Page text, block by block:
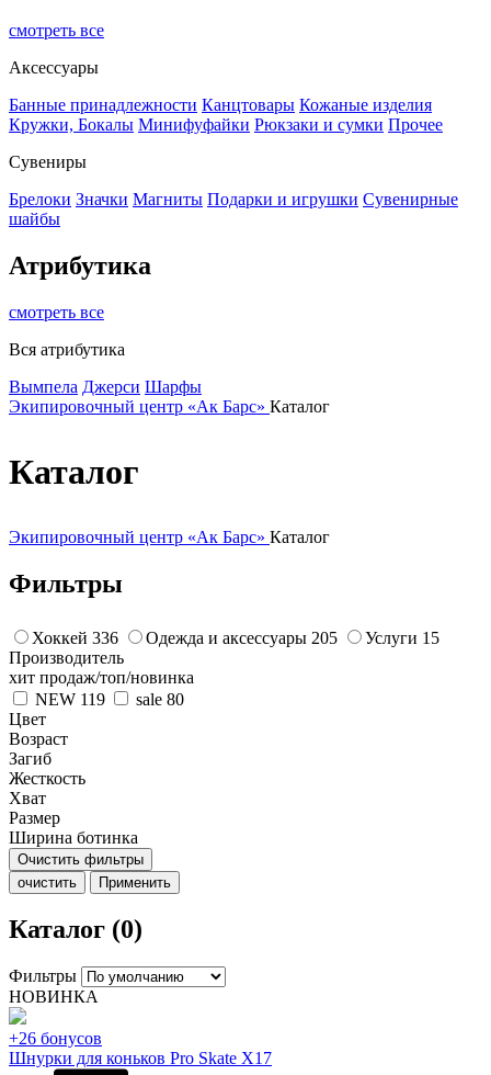
смотреть все
Аксессуары
Банные принадлежности Канцтовары Кожаные изделия
Кружки, Бокалы Минифуфайки Рюкзаки и сумки Прочее
Сувениры
Брелоки Значки Магниты Подарки и игрушки Сувенирные
шайбы
Атрибутика
смотреть все
Вся атрибутика
Вымпела Джерси Шарфы
Экипировочный центр «Ак Барс» Каталог
Каталог
Экипировочный центр «Ак Барс» Каталог
Фильтры
Хоккей 336 Одежда и аксессуары 205 Услуги 15
Производитель
хит продаж/топ/новинка
NEW 119 sale 80
Цвет
Возраст
Загиб
Жесткость
Хват
Размер
Ширина ботинка
Очистить фильтры
очистить
Применить
Каталог (0)
Фильтры
НОВИНКА
+26 бонусов
Шнурки для коньков Pro Skate Х17